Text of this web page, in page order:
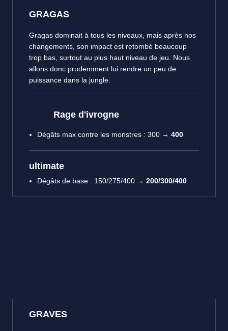
GRAGAS
Gragas dominait à tous les niveaux, mais après nos
changements, son impact est retombé beaucoup
trop bas, surtout au plus haut niveau de jeu. Nous
allons donc prudemment lui rendre un peu de
puissance dans la jungle.
Rage d'ivrogne
Dégâts max contre les monstres : 300 → 400
ultimate
Dégâts de base : 150/275/400 → 200/300/400
GRAVES